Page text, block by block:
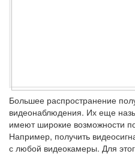
Большее распространение
видеонаблюдения. Их еще
имеют широкие возможности
Например, получить
с любой видеокамеры. Для